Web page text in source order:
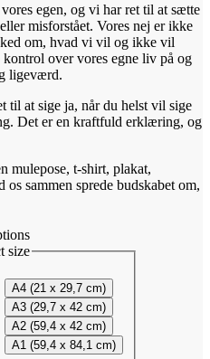
egen, og vi har ret til at sætte
misforstået. Vores nej er ikke
om, hvad vi vil og ikke vil
kontrol over vores egne liv på og
ligeværd.
til at sige ja, når du helst vil sige
Det er en kraftfuld erklæring, og
mulepose, t-shirt, plakat,
sammen sprede budskabet om,
size
A4 (21 x 29,7 cm)
A3 (29,7 x 42 cm)
A2 (59,4 x 42 cm)
A1 (59,4 x 84,1 cm)